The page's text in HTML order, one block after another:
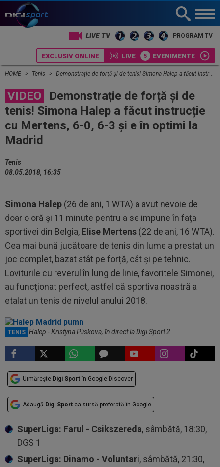
LIVE TV PROGRAM TV
EXCLUSIV ONLINE LIVE EVENIMENTE
HOME Tenis Demonstrație de forță și de tenis! Simona Halep a făcut instrucție cu Mertens, 6-0, 6-3 și e în optimi la Madrid
VIDEO
Demonstrație de forță și de
tenis! Simona Halep a făcut instrucție
cu Mertens, 6-0, 6-3 și e în optimi la
Madrid
Tenis
08.05.2018, 16:35
Simona Halep (26 de ani, 1 WTA) a avut nevoie de
doar o oră și 11 minute pentru a se impune în fața
sportivei din Belgia, Elise Mertens (22 de ani, 16 WTA).
Cea mai bună jucătoare de tenis din lume a prestat un
joc complet, bazat atât pe forță, cât și pe tehnic.
Loviturile cu reverul în lung de linie, favoritele Simonei,
au funcționat perfect, astfel că sportiva noastră a
etalat un tenis de nivelul anului 2018.
TENIS
Simona Halep - Kristyna Pliskova, în direct la Digi Sport 2
Urmărește Digi Sport în Google Discover
Adaugă Digi Sport ca sursă preferată în Google
SuperLiga: Farul - Csikszereda, sâmbătă, 18:30,
DGS 1
SuperLiga: Dinamo - Voluntari, sâmbătă, 21:30,